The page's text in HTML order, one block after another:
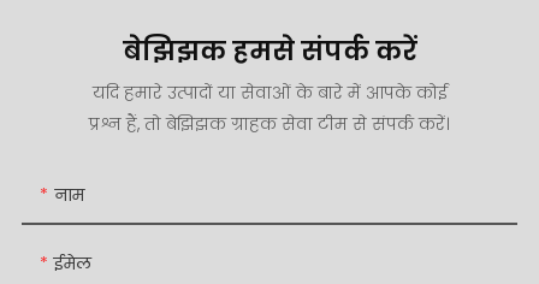
बेझिझक हमसे संपर्क करें
यदि हमारे उत्पादों या सेवाओं के बारे में आपके कोई
प्रश्न हैं, तो बेझिझक ग्राहक सेवा टीम से संपर्क करें।
नाम
ईमेल